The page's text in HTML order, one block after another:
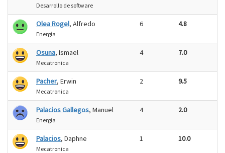
Desarrollo de software
Olea Rogel, Alfredo
Energía
6 4.8
Osuna, Ismael
Mecatronica
4 7.0
Pacher, Erwin
Mecatronica
2 9.5
Palacios Gallegos, Manuel
Energía
4 2.0
Palacios, Daphne
Mecatronica
1 10.0